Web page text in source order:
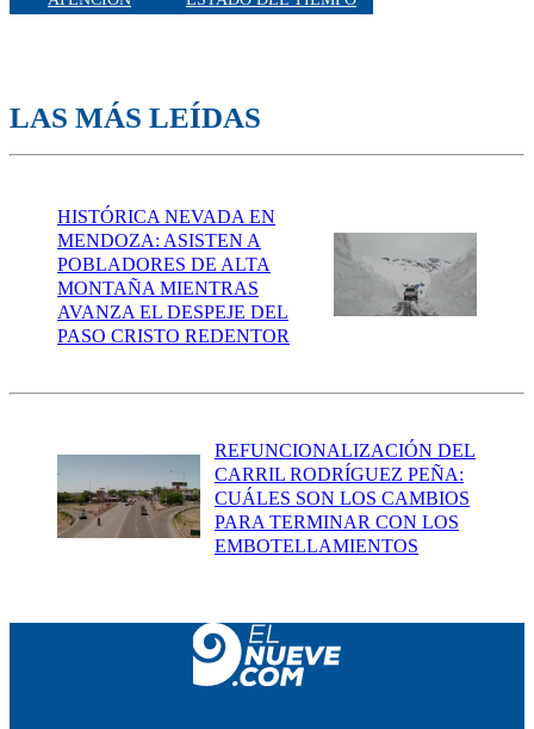
LAS MÁS LEÍDAS
HISTÓRICA NEVADA EN
MENDOZA: ASISTEN A
POBLADORES DE ALTA
MONTAÑA MIENTRAS
AVANZA EL DESPEJE DEL
PASO CRISTO REDENTOR
REFUNCIONALIZACIÓN DEL
CARRIL RODRÍGUEZ PEÑA:
CUÁLES SON LOS CAMBIOS
PARA TERMINAR CON LOS
EMBOTELLAMIENTOS